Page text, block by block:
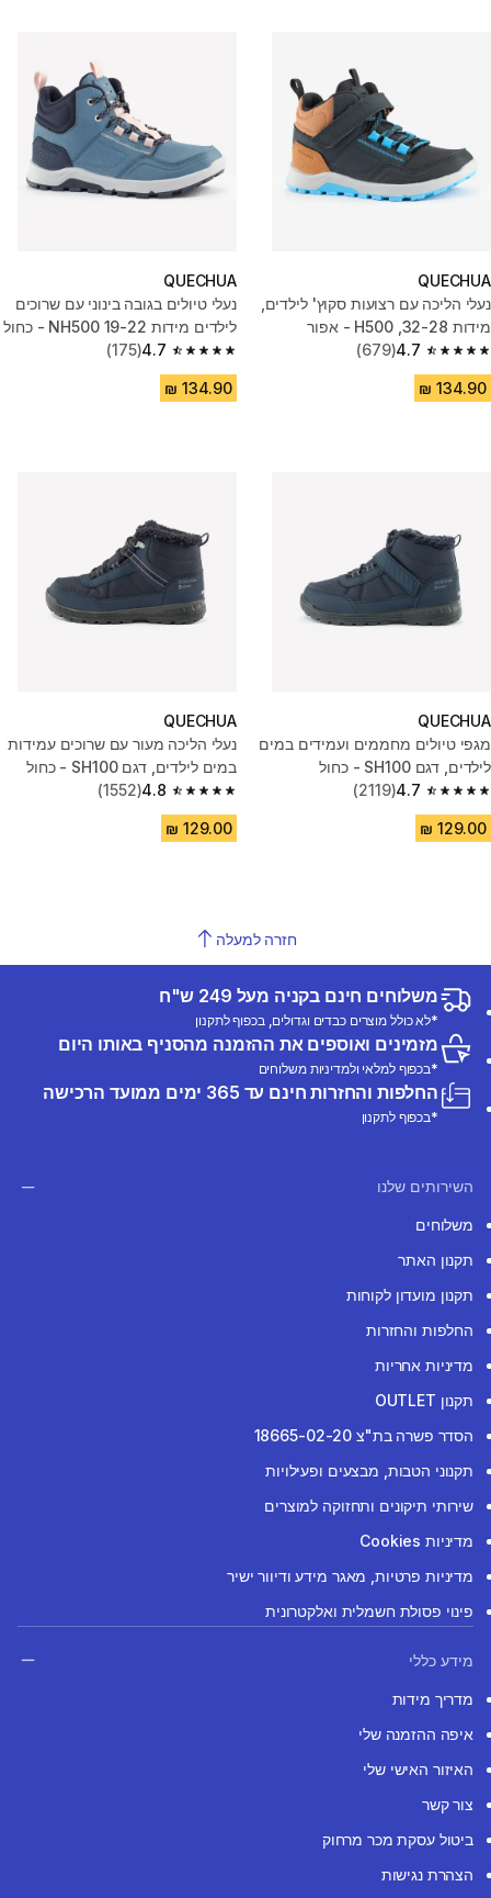
QUECHUA
נעלי הליכה עם רצועות סקוץ' לילדים,
מידות 32-28, H500 - אפור
4.7
4.7 out of 5 stars from 679 reviews
(679)
QUECHUA
נעלי טיולים בגובה בינוני עם שרוכים
לילדים מידות ‏19-22 NH500 - כחול
4.7
4.7 out of 5 stars from 175 reviews
(175)
QUECHUA
מגפי טיולים מחממים ועמידים במים
לילדים, דגם SH100 - כחול
4.7
4.7 out of 5 stars from 2119 reviews
(2119)
QUECHUA
נעלי הליכה מעור עם שרוכים עמידות
במים לילדים, דגם SH100 - כחול
4.8
4.8 out of 5 stars from 1552 reviews
(1552)
חזרה למעלה
משלוחים חינם בקניה מעל 249 ש"ח
*לא כולל מוצרים כבדים וגדולים, בכפוף לתקנון
מזמינים ואוספים את ההזמנה מהסניף באותו היום
*בכפוף למלאי ולמדיניות משלוחים
החלפות והחזרות חינם עד 365 ימים ממועד הרכישה
*בכפוף לתקנון
השירותים שלנו
משלוחים
תקנון האתר
תקנון מועדון לקוחות
החלפות והחזרות
מדיניות אחריות
תקנון OUTLET
הסדר פשרה בת"צ 18665-02-20
תקנוני הטבות, מבצעים ופעילויות
שירותי תיקונים ותחזוקה למוצרים
מדיניות Cookies
מדיניות פרטיות, מאגר מידע ודיוור ישיר
פינוי פסולת חשמלית ואלקטרונית
מידע כללי
מדריך מידות
איפה ההזמנה שלי
האיזור האישי שלי
צור קשר
ביטול עסקת מכר מרחוק
הצהרת נגישות